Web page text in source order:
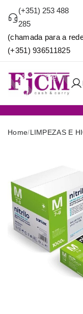
(+351) 253 488
285
(chamada para a
(+351) 936511825
Home/LIMPEZAS E